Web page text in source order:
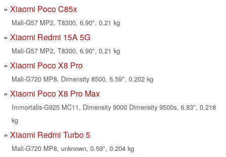
Xiaomi Poco C85x
Mali-G57 MP2, T8300, 6.90", 0.21 kg
Xiaomi Redmi 15A 5G
Mali-G57 MP2, T8300, 6.90", 0.21 kg
Xiaomi Poco X8 Pro
Mali-G720 MP8, Dimensity 8500, 6.59", 0.202 kg
Xiaomi Poco X8 Pro Max
Immortalis-G925 MC11, Dimensity 9000 Dimensity 9500s, 6.83", 0.218
kg
Xiaomi Redmi Turbo 5
Mali-G720 MP8, unknown, 0.59", 0.204 kg